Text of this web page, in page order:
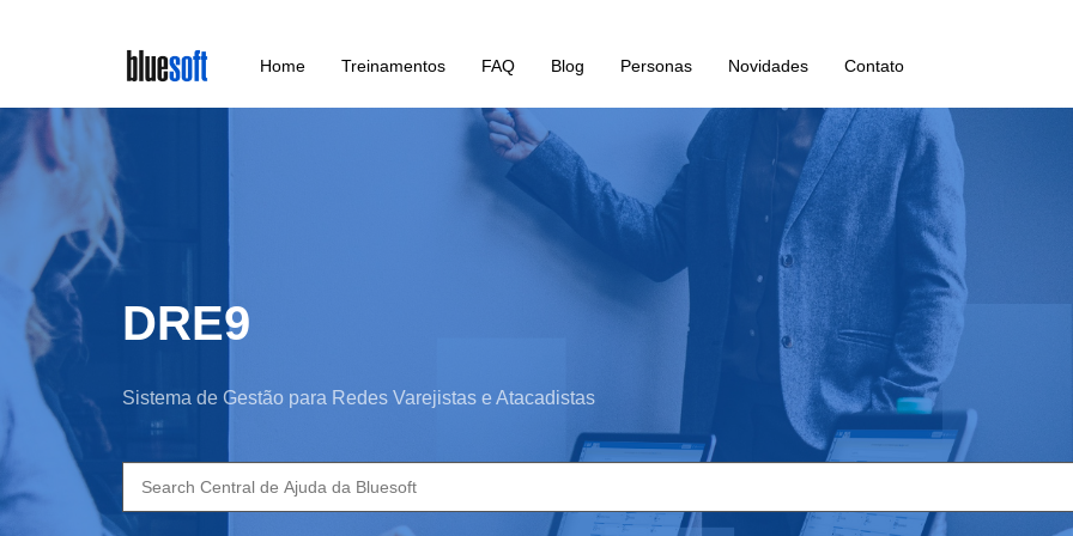
main
content
Home Treinamentos FAQ Blog Personas Novidades Contato
DRE9
Sistema de Gestão para Redes Varejistas e Atacadistas
Search
for: